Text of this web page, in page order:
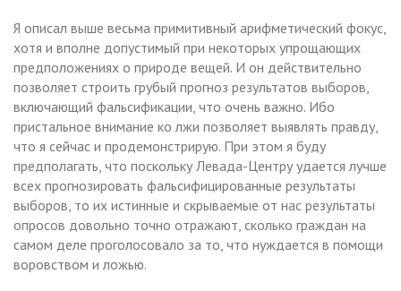
Я описал выше весьма примитивный арифметический фокус,
хотя и вполне допустимый при некоторых упрощающих
предположениях о природе вещей. И он действительно
позволяет строить грубый прогноз результатов выборов,
включающий фальсификации, что очень важно. Ибо
пристальное внимание ко лжи позволяет выявлять правду,
что я сейчас и продемонстрирую. При этом я буду
предполагать, что поскольку Левада-Центру удается лучше
всех прогнозировать фальсифицированные результаты
выборов, то их истинные и скрываемые от нас результаты
опросов довольно точно отражают, сколько граждан на
самом деле проголосовало за то, что нуждается в помощи
воровством и ложью.